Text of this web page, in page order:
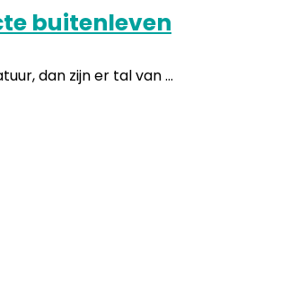
buitenleven
dan zijn er tal van ...